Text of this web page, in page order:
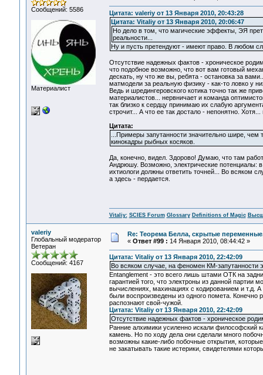
Сообщений: 5586
Материалист
Цитата: valeriy от 13 Января 2010, 20:43:28
Цитата: Vitaliy от 13 Января 2010, 20:06:47
Но дело в том, что магические эффекты, ЭЯ
реальности...
Ну и пусть претендуют - имеют право. В любом
Отсутствие надежных фактов - хроническое
что подобное возможно, что вот вам готовый
дескать, ну что же вы, ребята - остановка за
матмодели за реальную физику - как-то ловко у
Ведь и шредингеровского котика точно так же
материалистов... нервничает и команда
так близко к сердцу принимаю их слабую
строчит... А что ее так достало - непонятно.
Цитата:
...Примеры запутанности значительно шире,
кинокадры рыбных косяков.
Да, конечно, видел. Здорово! Думаю, что там
Андрюшу. Возможно, электрические потенциалы: в
ихтиологи должны ответить точней... Во всяком
а здесь - пердается.
Vitaliy: SCIES Forum Glossary Definitions of Magic
valeriy
Глобальный модератор
Ветеран
Сообщений: 4167
Re: Теорема Белла, скрытые
« Ответ #99 : 14 Января 2010, 08:44:42 »
Цитата: Vitaliy от 13 Января 2010, 22:42:09
Во всяком случае, на феномен КМ-запутанности
Entanglement - это всего лишь штами ОТК на
гарантией того, что электроны из данной
вычислениях, махинациях с кодированием и т.д.
были воспроизведены из одного помета.
распознают свой-чужой.
Цитата: Vitaliy от 13 Января 2010, 22:42:09
Отсутствие надежных фактов - хроническое
Ранние алхимики усиленно искали философский
камень. Но по ходу дела они сделали много
возможны какие-либо побочные открытия,
не закатывать такие истерики, свидетелями